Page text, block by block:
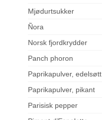
Mjødurtsukker
Ñora
Norsk fjordkrydder
Panch phoron
Paprikapulver, edelsøtt
Paprikapulver, pikant
Parisisk pepper